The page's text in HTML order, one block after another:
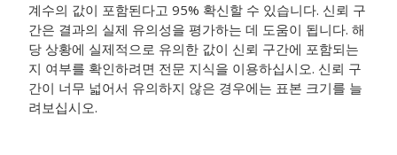
계수의 값이 포함된다고 95% 확신할 수 있습니다. 신뢰 구
간은 결과의 실제 유의성을 평가하는 데 도움이 됩니다. 해
당 상황에 실제적으로 유의한 값이 신뢰 구간에 포함되는
지 여부를 확인하려면 전문 지식을 이용하십시오. 신뢰 구
간이 너무 넓어서 유의하지 않은 경우에는 표본 크기를 늘
려보십시오.